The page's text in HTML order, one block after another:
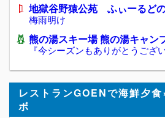
地獄谷野猿公苑 ふぃーるど
梅雨明け
熊の湯スキー場 熊の湯キャン
『今シーズンもありがとうござ
レストランGOENで海鮮夕
ボ